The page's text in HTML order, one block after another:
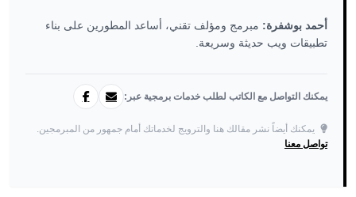
أحمد بوشفرة: مبرمج ومؤلف تقني، أساعد المطورين على بناء
تطبيقات ويب حديثة وسريعة.
يمكنك التواصل مع الكاتب لطلب خدمات برمجية عبر:
يمكنك أيضاً نشر مقالك هنا والترويج لخدماتك أمام جمهور من المبرمجين.
تواصل معنا